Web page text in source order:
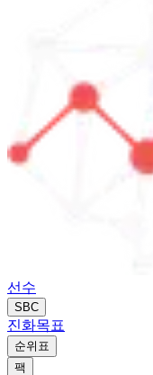
선수
SBC
진화목표
순위표
팩